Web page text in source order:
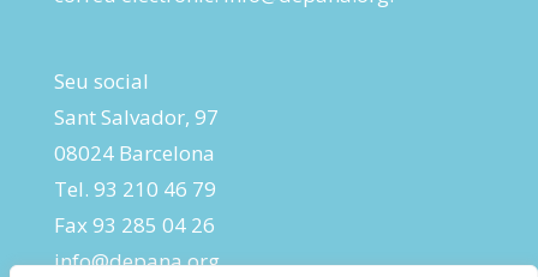
Seu social
Sant Salvador, 97
08024 Barcelona
Tel. 93 210 46 79
Fax 93 285 04 26
info@depana.org